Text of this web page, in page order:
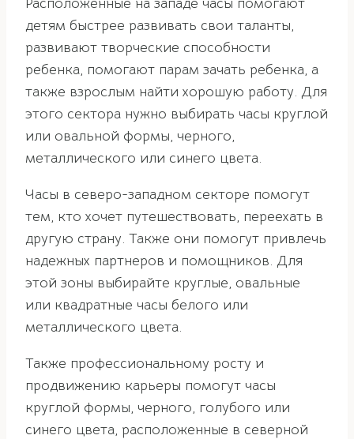
детям быстрее развивать свои таланты,
развивают творческие способности
ребенка, помогают парам зачать ребенка, а
также взрослым найти хорошую работу. Для
этого сектора нужно выбирать часы круглой
или овальной формы, черного,
металлического или синего цвета.
Часы в северо-западном секторе помогут
тем, кто хочет путешествовать, переехать в
другую страну. Также они помогут привлечь
надежных партнеров и помощников. Для
этой зоны выбирайте круглые, овальные
или квадратные часы белого или
металлического цвета.
Также профессиональному росту и
продвижению карьеры помогут часы
круглой формы, черного, голубого или
синего цвета, расположенные в северной